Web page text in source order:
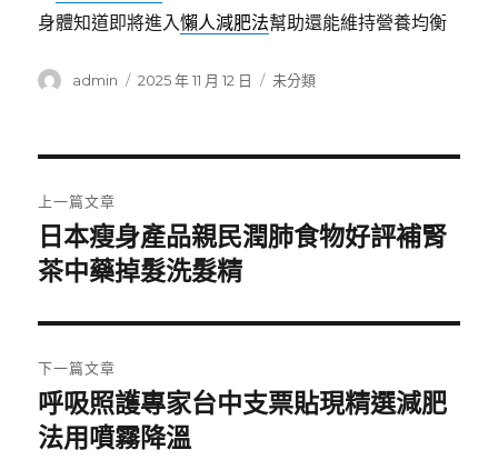
身體知道即將進入懶人減肥法幫助還能維持營養均衡
作
admin
發
2025 年 11 月 12 日
分
未分類
章
導
覽
上一篇文章
上
一
文
章:
日本瘦身產品親民潤肺食物好評補腎
茶中藥掉髮洗髮精
下一篇文章
下
一
呼吸照護專家台中支票貼現精選減肥
法用噴霧降溫